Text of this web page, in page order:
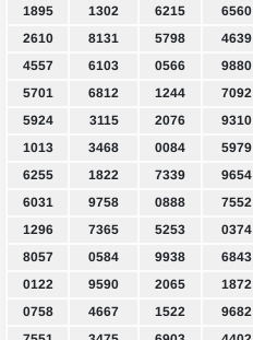
1895
1302 6215 6560
2610
8131 5798 4639
4557
6103 0566 9880
5701
6812 1244 7092
5924
3115 2076 9310
1013
3468 0084 5979
6255
1822 7339 9654
6031
9758 0888 7552
1296
7365 5253 0374
8057
0584 9938 6843
0122
9590 2065 1872
0758
4667 1522 9682